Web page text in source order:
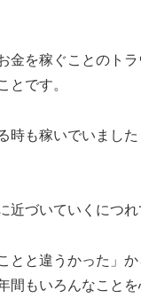
金を稼ぐことのト
とです。
時も稼いでいまし
近づいていくにつ
とと違うかった」
間もいろんなこと